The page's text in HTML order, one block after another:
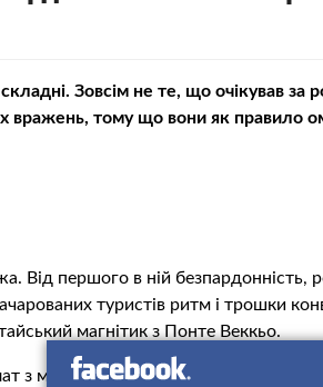
Зовсім не те, що очікував за
вражень, тому що вони як правило
першого в ній безпардонність,
туристів ритм і трошки
магнітик з Понте Веккьо.
з морепродуктів. Не повторюйте